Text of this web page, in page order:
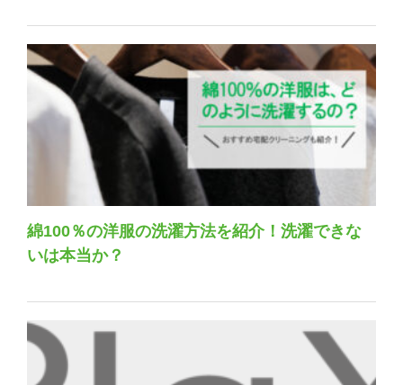
綿100％の洋服の洗濯方法を紹介！洗濯できな
いは本当か？